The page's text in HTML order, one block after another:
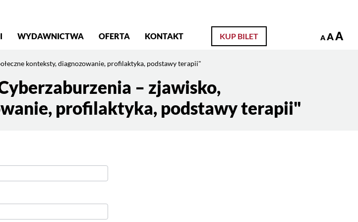
WYDAWNICTWA OFERTA KONTAKT KUP BILET A AA
konteksty, diagnozowanie, profilaktyka, podstawy terapii"
– zjawisko,
profilaktyka, podstawy terapii"